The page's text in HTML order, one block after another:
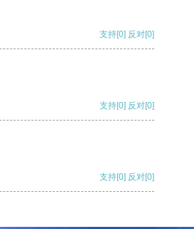
支持[0] 反对[0]
支持[0] 反对[0]
支持[0] 反对[0]